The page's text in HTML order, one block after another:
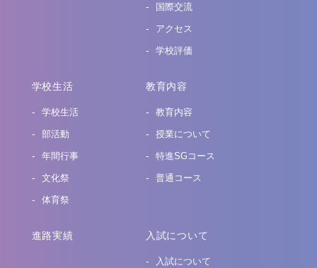
国際交流
アクセス
学校評価
学校生活
学校生活
部活動
年間行事
文化祭
体育祭
教育内容
教育内容
授業について
特進SGコース
普通コース
進路実績 入試について
入試について